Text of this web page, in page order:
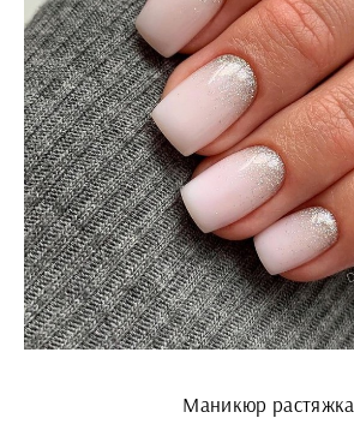
Маникюр растяжка